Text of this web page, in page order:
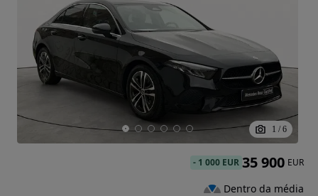
1 / 6
- 1 000 EUR 35 900 EUR
Dentro da média